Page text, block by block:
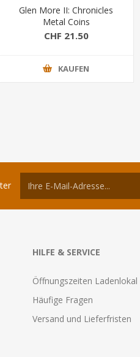
Glen More II: Chronicles
Metal Coins
CHF 21.50
KAUFEN
HILFE & SERVICE
Öffnungszeiten Ladenlokal
Häufige Fragen
Versand und Lieferfristen